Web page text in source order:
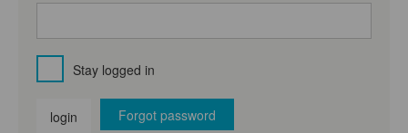
Stay logged in
login Forgot password